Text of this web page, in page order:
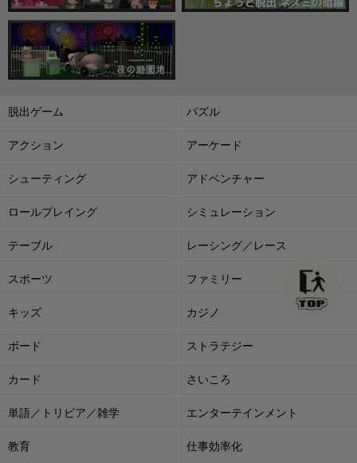
脱出ゲーム パズル
アクション アーケード
シューティング アドベンチャー
ロールプレイング シミュレーション
テーブル レーシング／レース
スポーツ ファミリー
キッズ カジノ
ボード ストラテジー
カード さいころ
単語／トリビア／雑学 エンターテインメント
教育 仕事効率化